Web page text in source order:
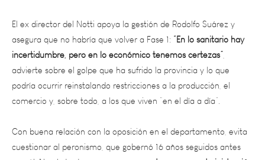
asegura que no habría que volver a Fase 1:“En lo sanitario hay
incertidumbre, pero en lo económico tenemos certezas”,
advierte sobre el golpe que ha sufrido la provincia y lo que
podría ocurrir reinstalando restricciones a la producción, el
comercio y, sobre todo, a los que viven “en el día a día”.
Con buena relación con la oposición en el departamento, evita
cuestionar al peronismo, que gobernó 16 años seguidos antes
que él. No obstante, marca queencontraron una administración